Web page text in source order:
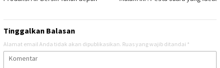
Tinggalkan Balasan
Alamat email Anda tidak akan dipublikasikan. Ruas yang wajib ditandai *